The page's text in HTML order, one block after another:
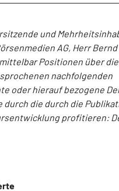
und
AG, Herr
Positionen über
nachfolgenden
oder hierauf bezogene
durch die durch die
profitieren: